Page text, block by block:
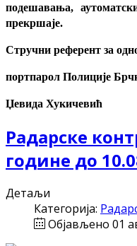
подешавања,
прекршаје.
Стручни референт за
портпарол Полиције
Џевида Хукичевић
Радарске
године до
Детаљи
Категорија:
Објављено 01